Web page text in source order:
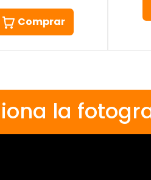
Comprar
la